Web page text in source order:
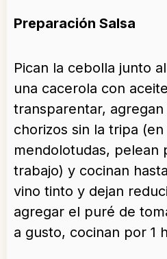
Preparación Salsa
Pican la cebolla junto
una cacerola con
transparentar,
chorizos sin la tripa (en
mendolotudas, pelean
trabajo) y cocinan
vino tinto y dejan
agregar el puré de
a gusto, cocinan por 1